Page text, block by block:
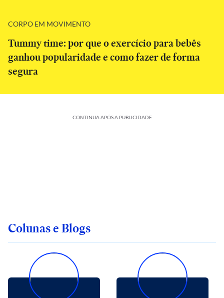
CORPO EM MOVIMENTO
Tummy time: por que o exercício para bebês
ganhou popularidade e como fazer de forma
segura
CONTINUA APÓS A PUBLICIDADE
Colunas e Blogs